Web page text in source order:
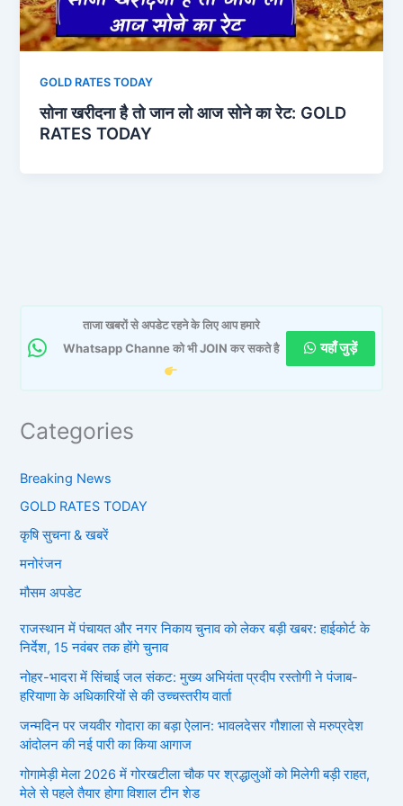
GOLD RATES TODAY
सोना खरीदना है तो जान लो आज सोने का रेट: GOLD
RATES TODAY
ताजा खबरों से अपडेट रहने के लिए आप हमारे
Whatsapp Channe को भी JOIN कर सकते है
यहाँ जुड़ें
Categories
Breaking News
GOLD RATES TODAY
कृषि सुचना & खबरें
मनोरंजन
मौसम अपडेट
राजस्थान में पंचायत और नगर निकाय चुनाव को लेकर बड़ी खबर: हाईकोर्ट के
निर्देश, 15 नवंबर तक होंगे चुनाव
नोहर-भादरा में सिंचाई जल संकट: मुख्य अभियंता प्रदीप रस्तोगी ने पंजाब-
हरियाणा के अधिकारियों से की उच्चस्तरीय वार्ता
जन्मदिन पर जयवीर गोदारा का बड़ा ऐलान: भावलदेसर गौशाला से मरुप्रदेश
आंदोलन की नई पारी का किया आगाज
गोगामेड़ी मेला 2026 में गोरखटीला चौक पर श्रद्धालुओं को मिलेगी बड़ी राहत,
मेले से पहले तैयार होगा विशाल टीन शेड